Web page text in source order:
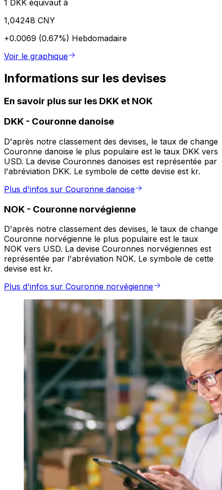
1 DKK équivaut à
1,04248 CNY
+0.0069 (0.67%) Hebdomadaire
Voir le graphique
Informations sur les devises
En savoir plus sur les DKK et NOK
DKK - Couronne danoise
D'après notre classement des devises, le taux de change
Couronne danoise le plus populaire est le taux DKK vers
USD. La devise Couronnes danoises est représentée par
l'abréviation DKK. Le symbole de cette devise est kr.
Plus d'infos sur Couronne danoise
NOK - Couronne norvégienne
D'après notre classement des devises, le taux de change
Couronne norvégienne le plus populaire est le taux
NOK vers USD. La devise Couronnes norvégiennes est
représentée par l'abréviation NOK. Le symbole de cette
devise est kr.
Plus d'infos sur Couronne norvégienne